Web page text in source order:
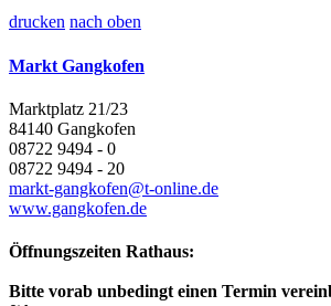
drucken nach oben
Markt Gangkofen
Marktplatz 21/23
84140 Gangkofen
08722 9494 - 0
08722 9494 - 20
markt-gangkofen@t-online.de
www.gangkofen.de
Öffnungszeiten Rathaus:
Bitte vorab unbedingt einen Termin